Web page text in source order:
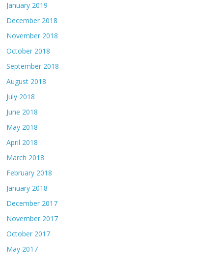
January 2019
December 2018
November 2018
October 2018
September 2018
August 2018
July 2018
June 2018
May 2018
April 2018
March 2018
February 2018
January 2018
December 2017
November 2017
October 2017
May 2017